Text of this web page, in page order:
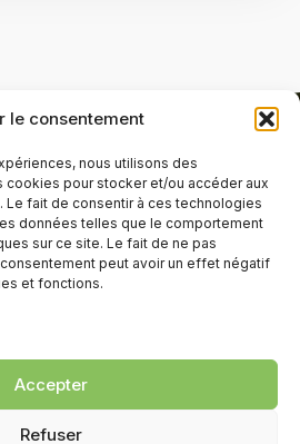
le consentement
nous utilisons des
pour stocker et/ou accéder aux
Le fait de consentir à ces technologies
données telles que le comportement
sur ce site. Le fait de ne pas
peut avoir un effet négatif
et fonctions.
Accepter
Refuser